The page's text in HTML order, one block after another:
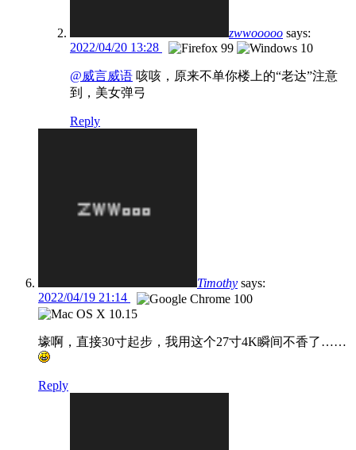
zwwooooo says:
2022/04/20 13:28
@威言威语 咳咳，原来不单你楼上的“老达”注意
到，美女弹弓
Reply
Timothy says:
2022/04/19 21:14
壕啊，直接30寸起步，我用这个27寸4K瞬间不香了……
Reply